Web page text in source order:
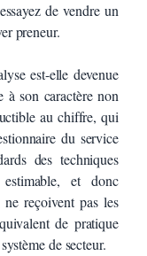
de vendre un
preneur.
est-elle devenue
à son caractère non
au chiffre, qui
du service
des techniques
et donc
reçoivent pas les
de pratique
de secteur.